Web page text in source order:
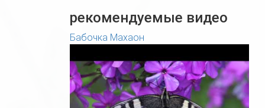
рекомендуемые видео
Бабочка Махаон